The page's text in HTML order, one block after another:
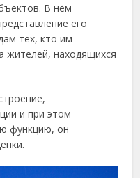
В нём
его
тех, кто им
жителей, находящихся
и при этом
функцию, он